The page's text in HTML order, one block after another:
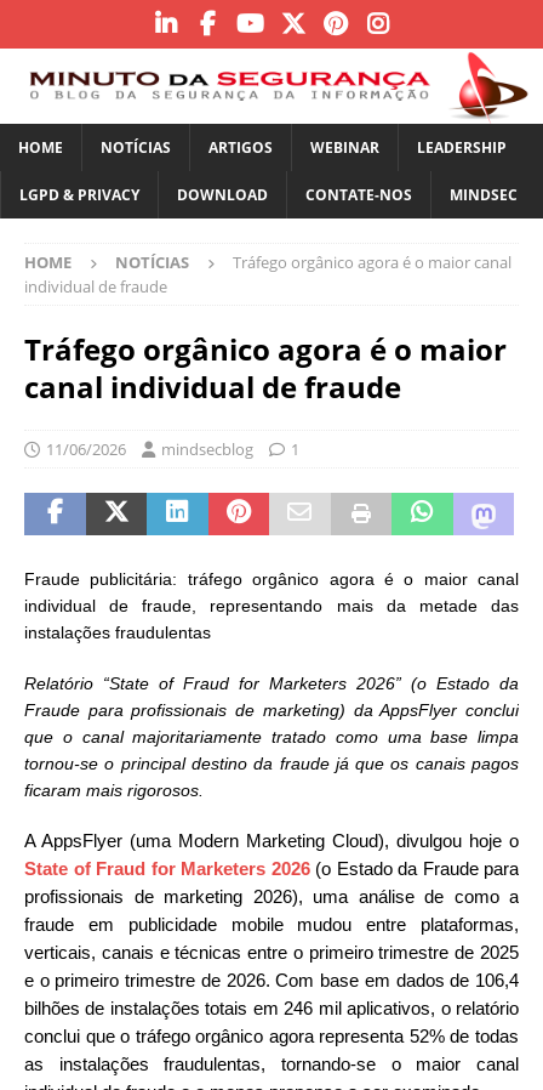
HOME NOTÍCIAS ARTIGOS WEBINAR LEADERSHIP
LGPD & PRIVACY DOWNLOAD CONTATE-NOS MINDSEC
HOME NOTÍCIAS
Tráfego orgânico agora é o maior canal
individual de fraude
Tráfego orgânico agora é o maior
canal individual de fraude
11/06/2026 mindsecblog 1
Fraude publicitária: tráfego orgânico agora é o maior canal
individual de fraude, representando mais da metade das
instalações fraudulentas
Relatório “State of Fraud for Marketers 2026” (o Estado da
Fraude para profissionais de marketing) da AppsFlyer conclui
que o canal majoritariamente tratado como uma base limpa
tornou-se o principal destino da fraude já que os canais pagos
ficaram mais rigorosos.
A AppsFlyer (uma Modern Marketing Cloud), divulgou hoje o
State of Fraud for Marketers 2026(o Estado da Fraude para
profissionais de marketing 2026), uma análise de como a
fraude em publicidade mobile mudou entre plataformas,
verticais, canais e técnicas entre o primeiro trimestre de 2025
e o primeiro trimestre de 2026. Com base em dados de 106,4
bilhões de instalações totais em 246 mil aplicativos, o relatório
conclui que o tráfego orgânico agora representa 52% de todas
as instalações fraudulentas, tornando-se o maior canal